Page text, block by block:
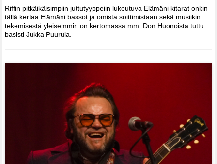
Riffin pitkäikäisimpiin juttutyyppeiin lukeutuva Elämäni kitarat onkin
tällä kertaa Elämäni bassot ja omista soittimistaan sekä musiikin
tekemisestä yleisemmin on kertomassa mm. Don Huonoista tuttu
basisti Jukka Puurula.